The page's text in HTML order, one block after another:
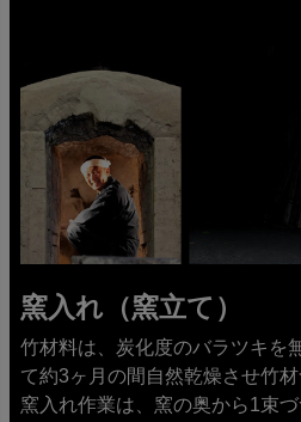
窯入れ（窯立て）
竹材料は、炭化度のバラツキを
て約3ヶ月の間自然乾燥させ竹
窯入れ作業は、窯の奥から1束